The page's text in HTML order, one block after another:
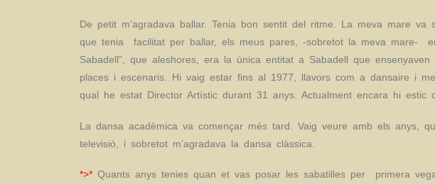
De petit m’agradava ballar. Tenia bon sentit del ritme. La meva mare
que tenia facilitat per ballar, els meus pares, -sobretot la meva mare-
Sabadell”, que aleshores, era la única entitat a Sabadell que
places i escenaris. Hi vaig estar fins al 1977, llavors com a dansaire i
qual he estat Director Artístic durant 31 anys. Actualment encara hi estic
La dansa acadèmica va començar més tard. Vaig veure amb els anys,
televisió, i sobretot m’agradava la dansa clàssica.
*>* Quants anys tenies quan et vas posar les sabatilles per primera